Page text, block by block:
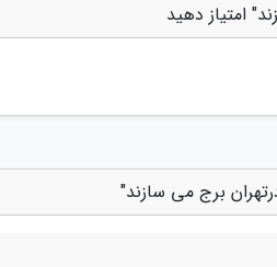
امتیاز دهید
برج می سازند"